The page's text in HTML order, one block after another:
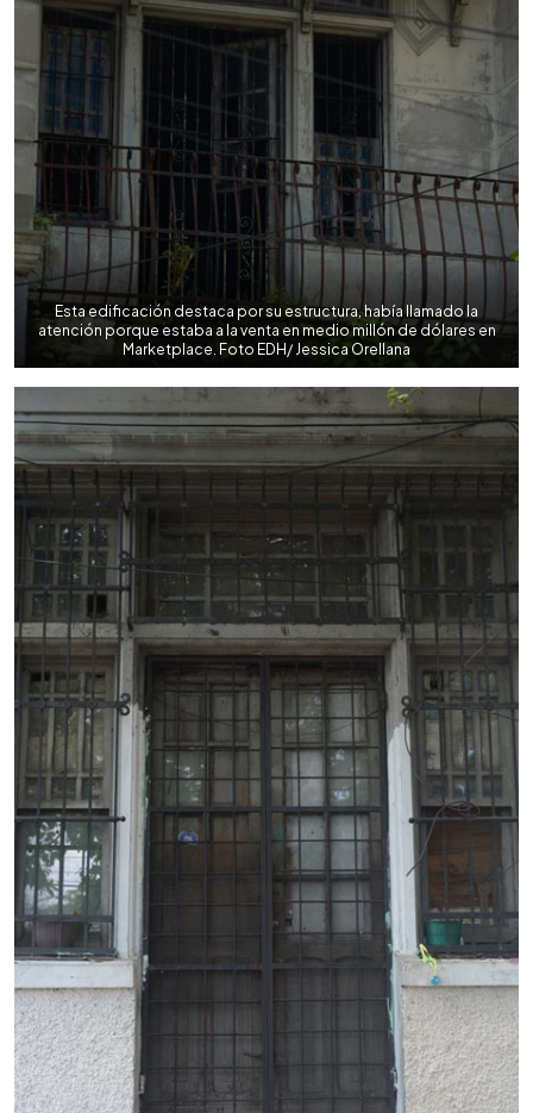
Esta edificación destaca por su estructura, había llamado la
atención porque estaba a la venta en medio millón de dólares en
Marketplace. Foto EDH/ Jessica Orellana